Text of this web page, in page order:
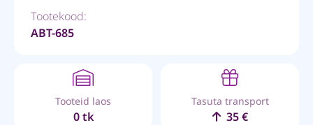
Tootekood:
ABT-685
Tooteid laos
0 tk
Tasuta transport
35 €